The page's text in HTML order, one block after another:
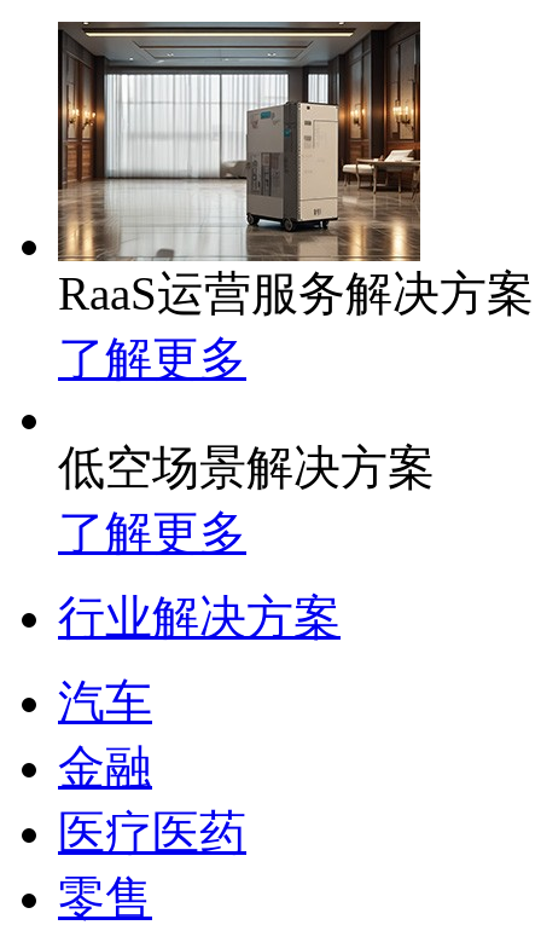
RaaS运营服务解决方案
了解更多
低空场景解决方案
了解更多
行业解决方案
汽车
金融
医疗医药
零售